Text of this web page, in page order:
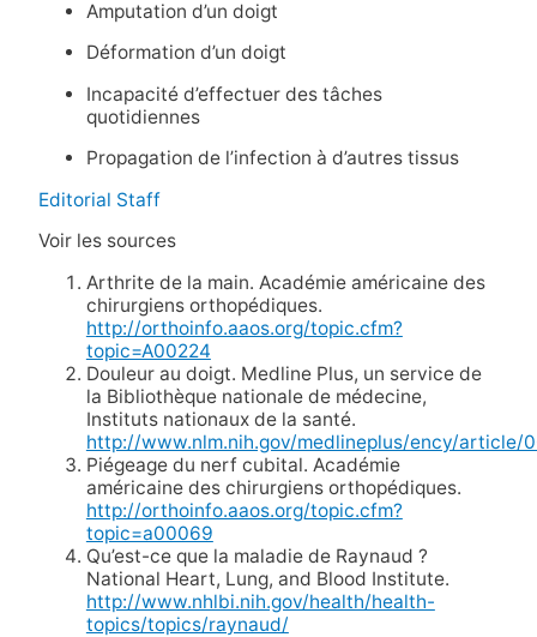
Amputation d’un doigt
Déformation d’un doigt
Incapacité d’effectuer des tâches
quotidiennes
Propagation de l’infection à d’autres tissus
Editorial Staff
Voir les sources
Arthrite de la main. Académie américaine des
chirurgiens orthopédiques.
http://orthoinfo.aaos.org/topic.cfm?
topic=A00224
Douleur au doigt. Medline Plus, un service de
la Bibliothèque nationale de médecine,
Instituts nationaux de la santé.
http://www.nlm.nih.gov/medlineplus/ency/article/
Piégeage du nerf cubital. Académie
américaine des chirurgiens orthopédiques.
http://orthoinfo.aaos.org/topic.cfm?
topic=a00069
Qu’est-ce que la maladie de Raynaud ?
National Heart, Lung, and Blood Institute.
http://www.nhlbi.nih.gov/health/health-
topics/topics/raynaud/